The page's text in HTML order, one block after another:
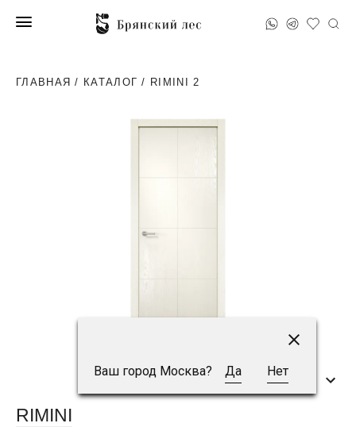
Ваш город Москва? Да Нет
ГЛАВНАЯ / КАТАЛОГ / RIMINI 2
RIMINI